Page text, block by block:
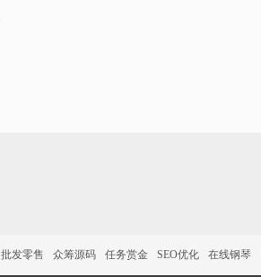
批发零售 众筹源码 任务赏金 SEO优化 在线钢琴